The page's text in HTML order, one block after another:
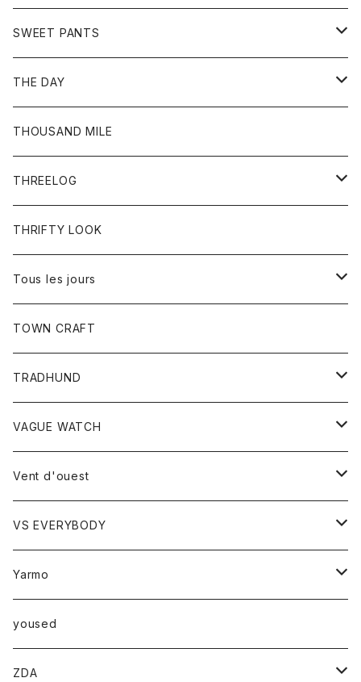
ワンピース
コート
リング
サンダル
アウター
Ｇジャン
ボトム
ジーンズ
SWEET PANTS
ボトム
ショートパンツ
THE DAY
トップス
Tシャツ
THOUSAND MILE
THREELOG
トップス
Tシャツ
THRIFTY LOOK
Tous les jours
トップス
レディース
カットソー
TOWN CRAFT
TRADHUND
セーター
ベスト
VAGUE WATCH
時計
Vent d'ouest
ボトム
スカート
トップス
ベスト
VS EVERYBODY
トップス
Ｔシャツ
Yarmo
アウター
コート
小物
yoused
ZDA